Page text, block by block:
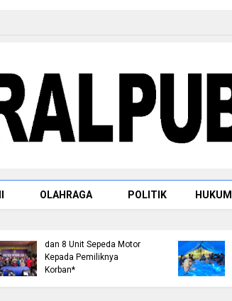
OLAHRAGA POLITIK HUKUM
Berhasil Ungkap
Sejumlah Kasus
dan 8 Unit Sepeda Motor
Kepada Pemiliknya
Korban*